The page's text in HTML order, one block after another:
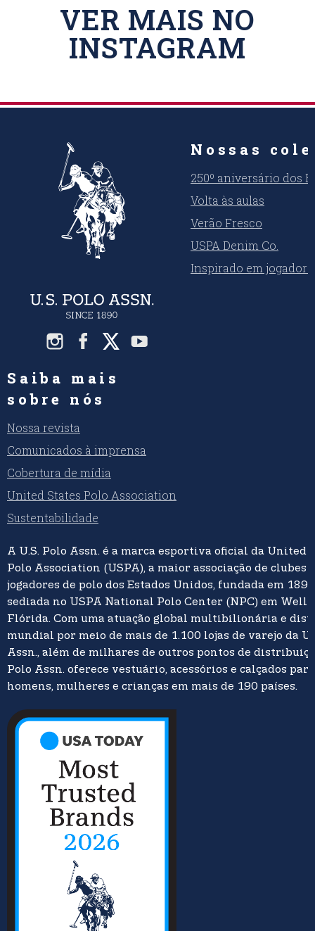
VER MAIS NO
INSTAGRAM
Nossas
250º aniversário dos
Volta às aulas
Verão Fresco
USPA Denim Co.
Inspirado em
Saiba mais
sobre nós
Nossa revista
Comunicados à imprensa
Cobertura de mídia
United States Polo Association
Sustentabilidade
A U.S. Polo Assn. é a marca esportiva oficial da United
Polo Association (USPA), a maior associação de clubes e
jogadores de polo dos Estados Unidos, fundada em
sediada no USPA National Polo Center (NPC) em
Flórida. Com uma atuação global multibilionária e
mundial por meio de mais de 1.100 lojas de varejo da
Assn., além de milhares de outros pontos de
Polo Assn. oferece vestuário, acessórios e calçados para
homens, mulheres e crianças em mais de 190 países.